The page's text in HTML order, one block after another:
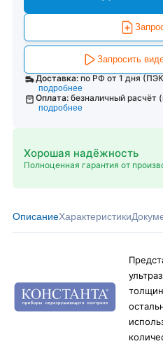
Запросить
Доставка: по РФ от 1 дня
подробнее
Оплата: безналичный
подробнее
Хорошая надёжность
Полноценная гарантия от
ОписаниеХарактеристики